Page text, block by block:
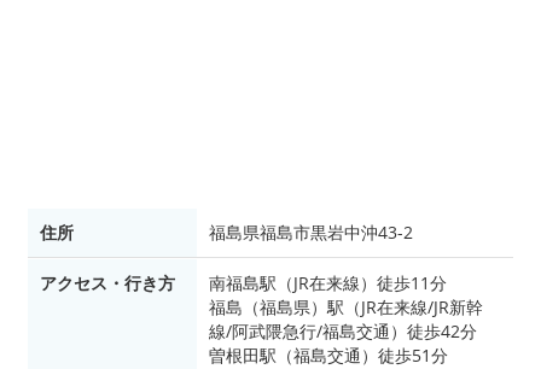
住所 福島県福島市黒岩中沖43-2
アクセス・行き方
南福島駅（JR在来線）徒歩11分
福島（福島県）駅（JR在来線/JR新幹
線/阿武隈急行/福島交通）徒歩42分
曽根田駅（福島交通）徒歩51分